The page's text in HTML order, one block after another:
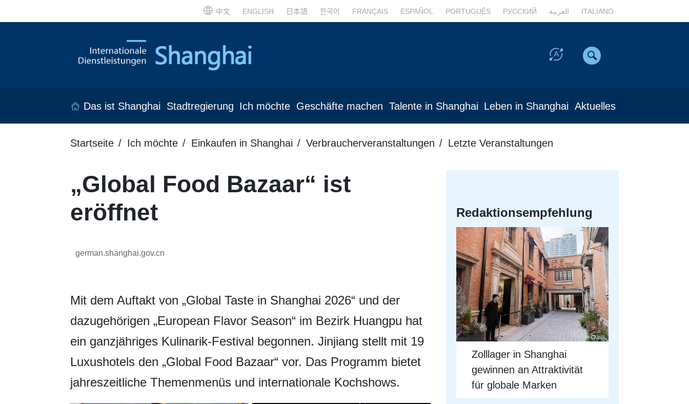
中文 ENGLISH 日本語 한국어 FRANÇAIS ESPAÑOL PORTUGUÊS РУССКИЙ العربية ITALIANO
Das ist Shanghai Stadtregierung Ich möchte Geschäfte machen Talente in Shanghai Leben in Shanghai Aktuelles
Startseite Ich möchte Einkaufen in Shanghai Verbraucherveranstaltungen Letzte Veranstaltungen
„Global Food Bazaar“ ist
eröffnet
german.shanghai.gov.cn
Mit dem Auftakt von „Global Taste in Shanghai 2026“ und der
dazugehörigen „European Flavor Season“ im Bezirk Huangpu hat
ein ganzjähriges Kulinarik-Festival begonnen. Jinjiang stellt mit 19
Luxushotels den „Global Food Bazaar“ vor. Das Programm bietet
jahreszeitliche Themenmenüs und internationale Kochshows.
Redaktionsempfehlung
Zolllager in Shanghai
gewinnen an Attraktivität
für globale Marken